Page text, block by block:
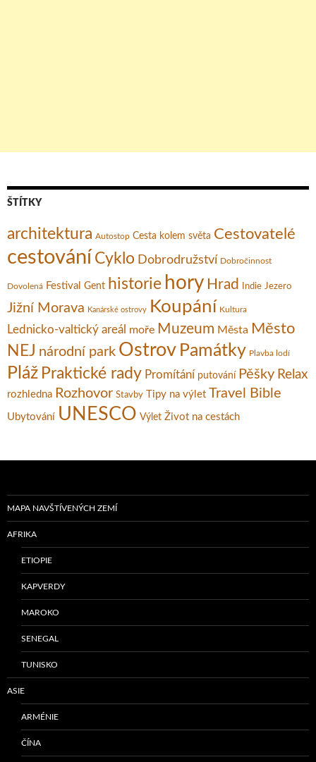
ŠTÍTKY
architektura Autostop Cesta kolem světa Cestovatelé
cestování Cyklo Dobrodružství Dobročinnost
Dovolená Festival Gent historie hory Hrad Indie Jezero
Jižní Morava Kanárské ostrovy Koupání Kultura
Lednicko-valtický areál moře Muzeum Města Město
NEJ národní park Ostrov Památky Plavba lodí
Pláž Praktické rady Promítání putování Pěšky Relax
rozhledna Rozhovor Stavby Tipy na výlet Travel Bible
Ubytování UNESCO Výlet Život na cestách
MAPA NAVŠTÍVENÝCH ZEMÍ
AFRIKA
ETIOPIE
KAPVERDY
MAROKO
SENEGAL
TUNISKO
ASIE
ARMÉNIE
ČÍNA